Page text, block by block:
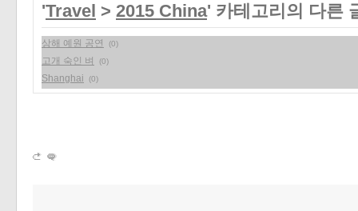
'Travel > 2015 China' 카테고리의 다른
상해 예원 공연 (0)
고개 숙인 벼 (0)
Shanghai (0)